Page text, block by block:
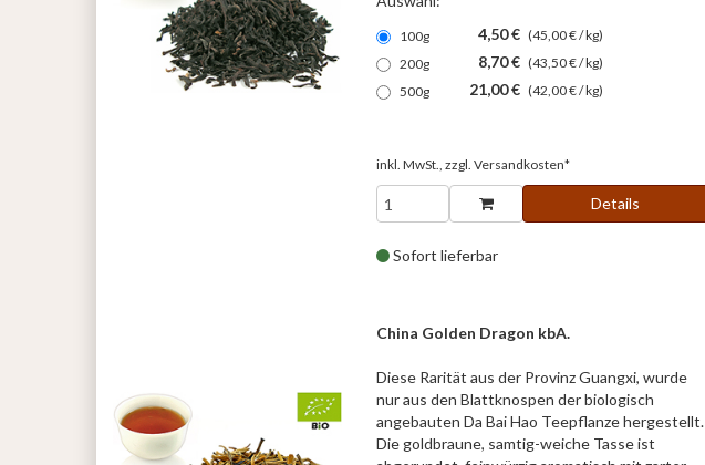
100g 4,50 € (45,00 € / kg)
200g
8,70 € (43,50 € / kg)
500g
21,00 € (42,00 € / kg)
inkl. MwSt., zzgl. Versandkosten*
Details
Sofort lieferbar
China Golden Dragon kbA.
Diese Rarität aus der Provinz Guangxi, wurde
nur aus den Blattknospen der biologisch
angebauten Da Bai Hao Teepflanze hergestellt.
Die goldbraune, samtig-weiche Tasse ist